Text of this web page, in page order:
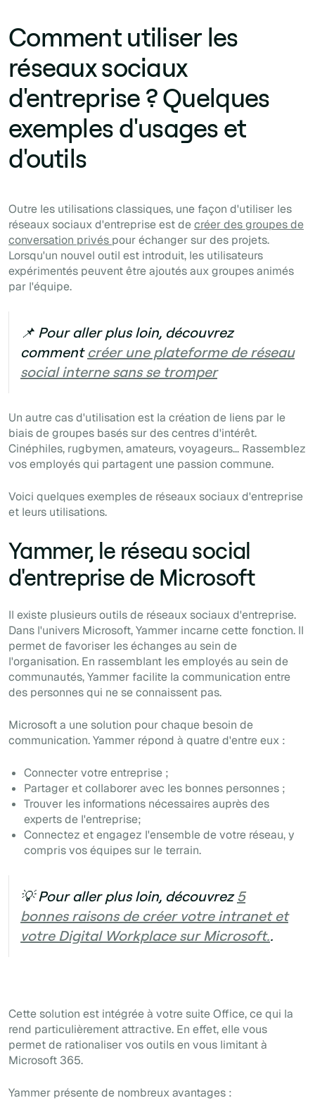
Comment utiliser les
réseaux sociaux
d'entreprise ? Quelques
exemples d'usages et
d'outils
Outre les utilisations classiques, une façon d'utiliser les
réseaux sociaux d'entreprise est decréer des groupes de
conversation privés pour échanger sur des projets.
Lorsqu'un nouvel outil est introduit, les utilisateurs
expérimentés peuvent être ajoutés aux groupes animés
par l'équipe.
📌 Pour aller plus loin, découvrez
comment créer une plateforme de réseau
social interne sans se tromper
Un autre cas d'utilisation est la création de liens par le
biais de groupes basés sur des centres d'intérêt.
Cinéphiles, rugbymen, amateurs, voyageurs... Rassemblez
vos employés qui partagent une passion commune.
Voici quelques exemples de réseaux sociaux d'entreprise
et leurs utilisations.
Yammer, le réseau social
d'entreprise de Microsoft
Il existe plusieurs outils de réseaux sociaux d'entreprise.
Dans l'univers Microsoft, Yammer incarne cette fonction. Il
permet de favoriser les échanges au sein de
l'organisation. En rassemblant les employés au sein de
communautés, Yammer facilite la communication entre
des personnes qui ne se connaissent pas.
Microsoft a une solution pour chaque besoin de
communication. Yammer répond à quatre d'entre eux :
Connecter votre entreprise ;
Partager et collaborer avec les bonnes personnes ;
Trouver les informations nécessaires auprès des
experts de l'entreprise;
Connectez et engagez l'ensemble de votre réseau, y
compris vos équipes sur le terrain.
💡 Pour aller plus loin, découvrez5
bonnes raisons de créer votre intranet et
votre Digital Workplace sur Microsoft..
Cette solution est intégrée à votre suite Office, ce qui la
rend particulièrement attractive. En effet, elle vous
permet de rationaliser vos outils en vous limitant à
Microsoft 365.
Yammer présente de nombreux avantages :